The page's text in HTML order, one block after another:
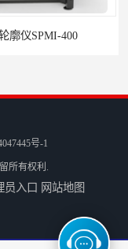
廓仪SPMI-400
动型影像仪JY-4030
号-1
所有权利.
员入口 网站地图